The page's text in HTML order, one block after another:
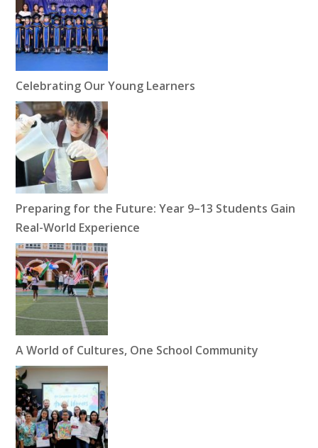
Celebrating Our Young Learners
Preparing for the Future: Year 9–13 Students Gain
Real-World Experience
A World of Cultures, One School Community